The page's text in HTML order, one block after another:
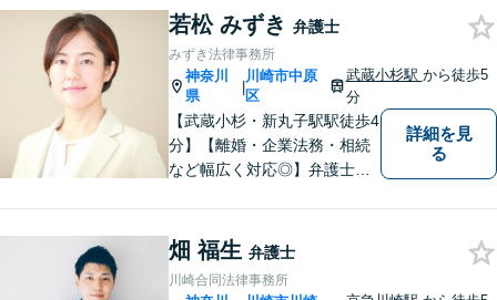
イスを【労働問題】労働者側
に特化 精神的なケアも視野
に入れて、真摯に対応します
【京急川崎駅4分】【休日面談
OK】
若松 みずき 弁護士
みずき法律事務所
神奈川
県
|
川崎市中原
区
武蔵小杉駅 から徒歩5
分
【武蔵小杉・新丸子駅駅徒歩4
分】【離婚・企業法務・相続
など幅広く対応◎】弁護士歴1
ます。皆様の人生の岐路に真
摯に向き合います。まずはお
気軽にご相談ください！
詳細を見
る
畑 福生 弁護士
川崎合同法律事務所